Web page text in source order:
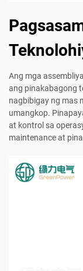
Ang mga
ang pinakabagong
nagbibigay ng mas
umangkop.
at kontrol sa
maintenance at